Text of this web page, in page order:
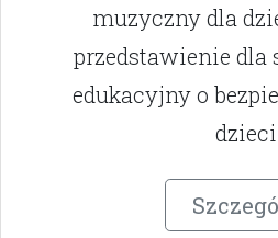
muzyczny dla
przedstawienie dla
edukacyjny o
dzieci